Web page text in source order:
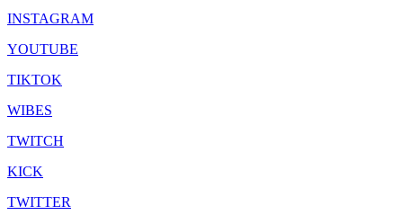
INSTAGRAM
YOUTUBE
TIKTOK
WIBES
TWITCH
KICK
TWITTER